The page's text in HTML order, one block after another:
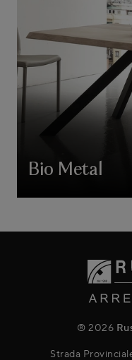
Bio Metal
® 2026
Strada